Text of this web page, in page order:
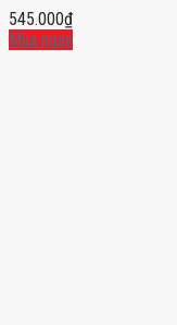
545.000₫
Mua ngay